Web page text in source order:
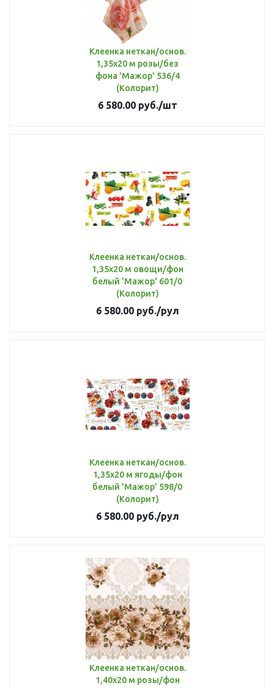
Клеенка неткан/основ.
1,35х20 м розы/без
фона 'Мажор' 536/4
(Колорит)
6 580.00руб./шт
Клеенка неткан/основ.
1,35х20 м овощи/фон
белый 'Мажор' 601/0
(Колорит)
6 580.00руб./рул
Клеенка неткан/основ.
1,35х20 м ягоды/фон
белый 'Мажор' 598/0
(Колорит)
6 580.00руб./рул
Клеенка неткан/основ.
1,40х20 м розы/фон